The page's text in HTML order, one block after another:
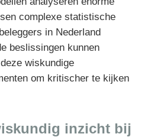
complexe statistische
in Nederland
beslissingen kunnen
wiskundige
om kritischer te kijken
inzicht bij